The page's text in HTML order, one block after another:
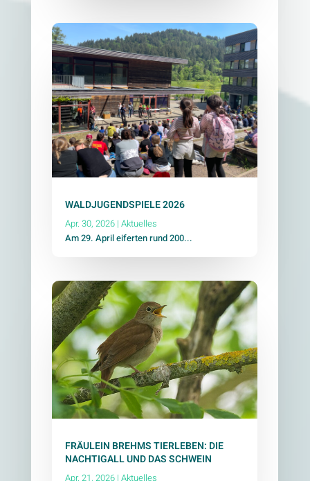
WALDJUGENDSPIELE 2026
Apr. 30, 2026| Aktuelles
Am 29. April eiferten rund 200...
FRÄULEIN BREHMS TIERLEBEN: DIE
NACHTIGALL UND DAS SCHWEIN
Apr. 21, 2026| Aktuelles